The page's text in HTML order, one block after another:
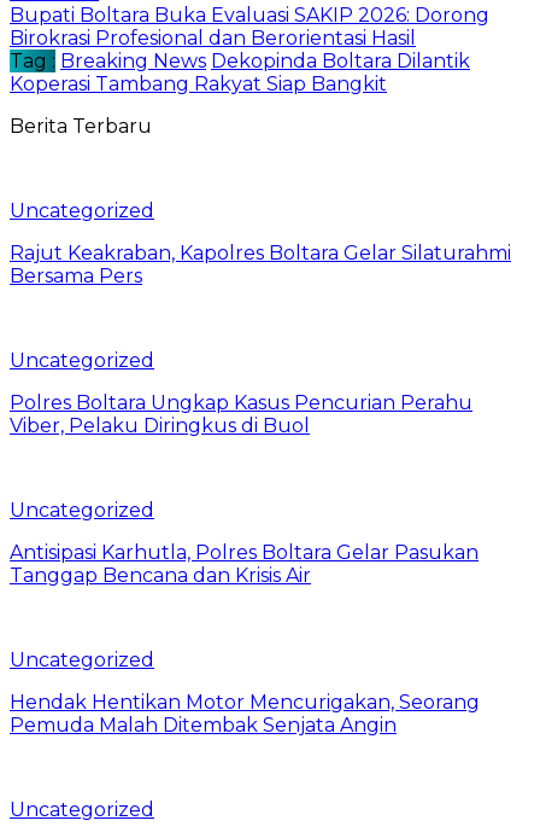
Bupati Boltara Buka Evaluasi SAKIP 2026: Dorong
Birokrasi Profesional dan Berorientasi Hasil
Tag : Breaking News Dekopinda Boltara Dilantik
Koperasi Tambang Rakyat Siap Bangkit
Berita Terbaru
Uncategorized
Rajut Keakraban, Kapolres Boltara Gelar Silaturahmi
Bersama Pers
Uncategorized
Polres Boltara Ungkap Kasus Pencurian Perahu
Viber, Pelaku Diringkus di Buol
Uncategorized
Antisipasi Karhutla, Polres Boltara Gelar Pasukan
Tanggap Bencana dan Krisis Air
Uncategorized
Hendak Hentikan Motor Mencurigakan, Seorang
Pemuda Malah Ditembak Senjata Angin
Uncategorized